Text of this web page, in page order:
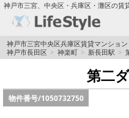
神戸市三宮、中央区・兵庫区・灘区の賃
TOPページ
神戸の単身向けマンション
新築物件
神戸市三宮中央区兵庫区賃貸マンショ
神戸市長田区
神楽町 新長田駅
第二
物件番号/1050732750